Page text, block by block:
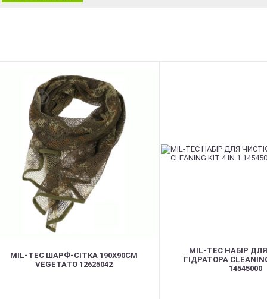
MIL-TEC ШАРФ-СІТКА 190Х90СМ
VEGETATO 12625042
MIL-TEC НАБІР
ГІДРАТОРА
14545000